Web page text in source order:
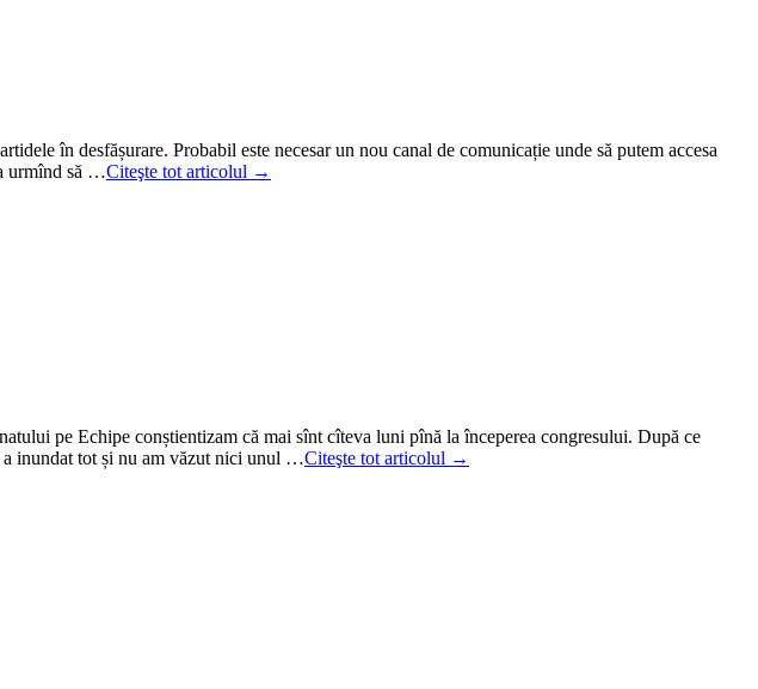
în desfășurare. Probabil este necesar un nou canal de comunicație unde să putem accesa
urmînd să …Citeşte tot articolul →
pe Echipe conștientizam că mai sînt cîteva luni pînă la începerea congresului. După ce
a inundat tot și nu am văzut nici unul …Citeşte tot articolul →